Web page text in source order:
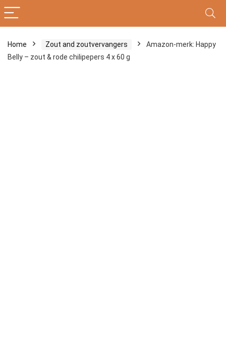
Home Zout and zoutvervangers
Amazon-merk: Happy
Belly – zout & rode chilipepers 4 x 60 g